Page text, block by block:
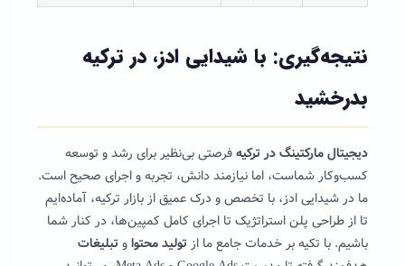
نتیجه‌گیری: با شیدایی ادز، در ترکیه
بدرخشید
دیجیتال مارکتینگ در ترکیهفرصتی بی‌نظیر برای رشد و توسعه
کسب‌وکار شماست، اما نیازمند دانش، تجربه و اجرای صحیح است.
ما در شیدایی ادز، با تخصص و درک عمیق از بازار ترکیه، آماده‌ایم
تا از طراحی پلن استراتژیک تا اجرای کامل کمپین‌ها، در کنار شما
باشیم. با تکیه بر خدمات جامع ما از تولید محتواوتبلیغات